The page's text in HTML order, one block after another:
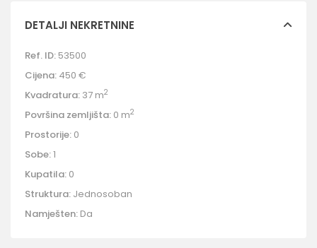
DETALJI NEKRETNINE
Ref. ID: 53500
Cijena: 450 €
Kvadratura: 37 m2
Površina zemljišta: 0 m2
Prostorije: 0
Sobe:1
Kupatila: 0
Struktura: Jednosoban
Namješten: Da